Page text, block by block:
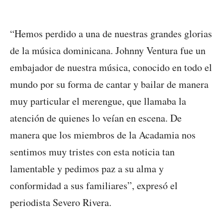
“Hemos perdido a una de nuestras grandes glorias
de la música dominicana. Johnny Ventura fue un
embajador de nuestra música, conocido en todo el
mundo por su forma de cantar y bailar de manera
muy particular el merengue, que llamaba la
atención de quienes lo veían en escena. De
manera que los miembros de la Acadamia nos
sentimos muy tristes con esta noticia tan
lamentable y pedimos paz a su alma y
conformidad a sus familiares”, expresó el
periodista Severo Rivera.